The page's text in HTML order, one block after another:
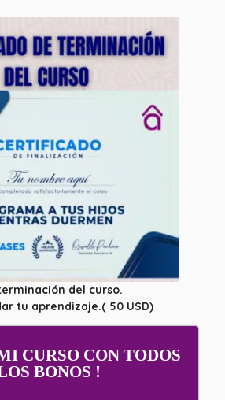
del curso.
tu aprendizaje.( 50 USD)
CURSO CON TODOS
BONOS !